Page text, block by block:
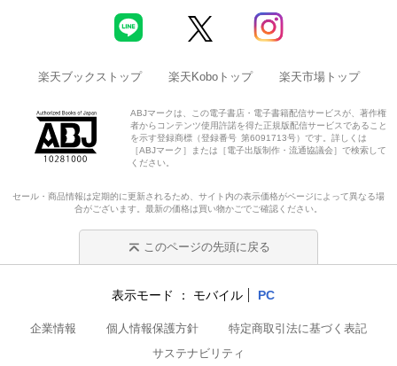
楽天ブックストップ 楽天Koboトップ 楽天市場トップ
ABJマークは、この電子書店・電子書籍配信サービスが、著作権
者からコンテンツ使用許諾を得た正規版配信サービスであること
を示す登録商標（登録番号 第6091713号）です。詳しくは
［ABJマーク］または［電子出版制作・流通協議会］で検索して
ください。
セール・商品情報は定期的に更新されるため、サイト内の表示価格がページによって異なる場
合がございます。最新の価格は買い物かごでご確認ください。
このページの先頭に戻る
表示モード モバイル PC
企業情報 個人情報保護方針
特定商取引法に基づく表記
サステナビリティ